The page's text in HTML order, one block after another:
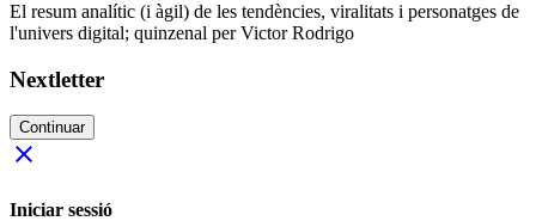
El resum analític (i àgil) de les tendències, viralitats i personatges de
l'univers digital; quinzenal per Victor Rodrigo
Nextletter
Continuar
close
Iniciar sessió